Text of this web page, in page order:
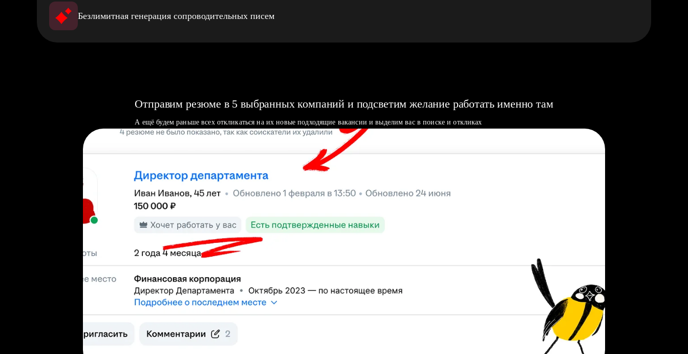
Безлимитная генерация сопроводительных писем
Отправим резюме в 5 выбранных компаний и подсветим желание работать именно там
А ещё будем раньше всех откликаться на их новые подходящие вакансии и выделим вас в поиске и откликах